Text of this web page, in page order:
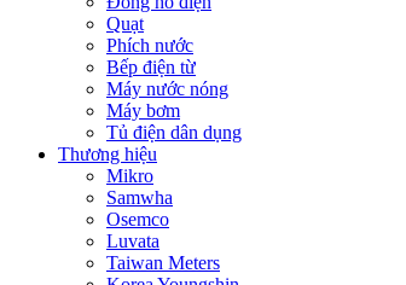
Quạt
Phích nước
Bếp điện từ
Máy nước nóng
Máy bơm
Tủ điện dân dụng
Thương hiệu
Mikro
Samwha
Osemco
Luvata
Taiwan Meters